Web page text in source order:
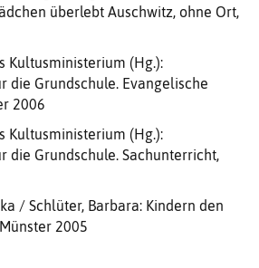
überlebt Auschwitz, ohne Ort,
Kultusministerium (Hg.):
die Grundschule. Evangelische
2006
Kultusministerium (Hg.):
die Grundschule. Sachunterricht,
/ Schlüter, Barbara: Kindern den
2005